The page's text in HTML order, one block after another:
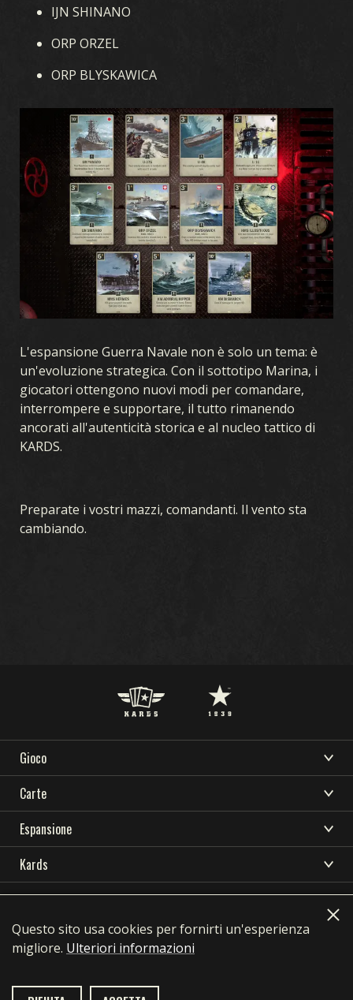
IJN SHINANO
ORP ORZEL
ORP BLYSKAWICA
L'espansione Guerra Navale non è solo un tema: è
un'evoluzione strategica. Con il sottotipo Marina, i
giocatori ottengono nuovi modi per comandare,
interrompere e supportare, il tutto rimanendo
ancorati all'autenticità storica e al nucleo tattico di
KARDS.
Preparate i vostri mazzi, comandanti. Il vento sta
cambiando.
Questo sito usa cookies per fornirti un'esperienza
migliore. Ulteriori informazioni
SCARICA SUPPORTO
NOVITÀ
COMMUNITY
LINGUE
Deutsch
Polski Português
Pусский
Español
한국어
Gioco
CHE COS’È KARDS
COME GIOCARE
NEGOZIO
NAZIONI
KARDS ACADEMY
DOMANDE FREQUENTI
Carte
COLLEZIONE
COSTRUTTORE DI MAZZI
MAZZI
Espansione
TEMPESTA IN OCEANIA
PRIMI ANNI
SUPREMAZIA AEREA
Kards
SCARICA
NOVITÀ
KARDS ESPORT
contact@1939games.com